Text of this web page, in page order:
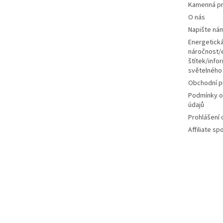
Kamenná
O nás
Napište
Energetická
štítek/
Obchodní
Podmínky
údajů
Prohlášení
Affiliate